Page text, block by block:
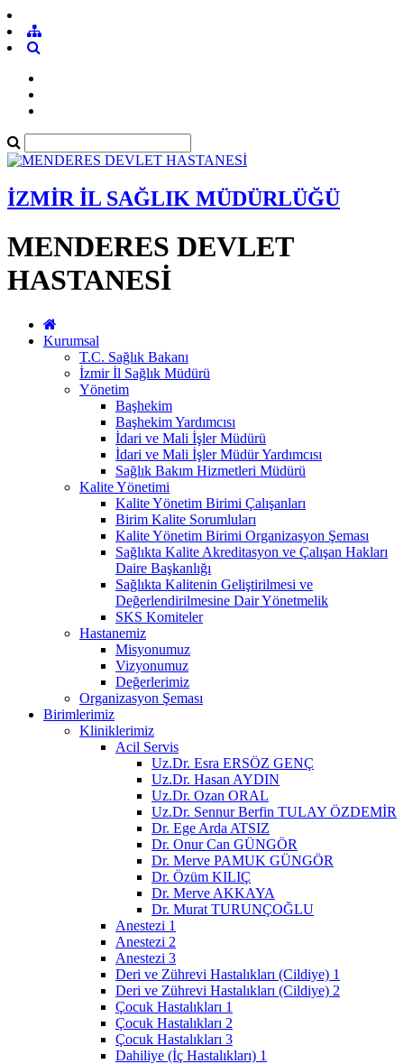
İZMİR İL SAĞLIK MÜDÜRLÜĞÜ
MENDERES DEVLET
HASTANESİ
Kurumsal
T.C. Sağlık Bakanı
İzmir İl Sağlık Müdürü
Yönetim
Başhekim
Başhekim Yardımcısı
İdari ve Mali İşler Müdürü
İdari ve Mali İşler Müdür Yardımcısı
Sağlık Bakım Hizmetleri Müdürü
Kalite Yönetimi
Kalite Yönetim Birimi Çalışanları
Birim Kalite Sorumluları
Kalite Yönetim Birimi Organizasyon Şeması
Sağlıkta Kalite Akreditasyon ve Çalışan Hakları
Daire Başkanlığı
Sağlıkta Kalitenin Geliştirilmesi ve
Değerlendirilmesine Dair Yönetmelik
SKS Komiteler
Hastanemiz
Misyonumuz
Vizyonumuz
Değerlerimiz
Organizasyon Şeması
Birimlerimiz
Kliniklerimiz
Acil Servis
Uz.Dr. Esra ERSÖZ GENÇ
Uz.Dr. Hasan AYDIN
Uz.Dr. Ozan ORAL
Uz.Dr. Sennur Berfin TULAY ÖZDEMİR
Dr. Ege Arda ATSIZ
Dr. Onur Can GÜNGÖR
Dr. Merve PAMUK GÜNGÖR
Dr. Özüm KILIÇ
Dr. Merve AKKAYA
Dr. Murat TURUNÇOĞLU
Anestezi 1
Anestezi 2
Anestezi 3
Deri ve Zührevi Hastalıkları (Cildiye) 1
Deri ve Zührevi Hastalıkları (Cildiye) 2
Çocuk Hastalıkları 1
Çocuk Hastalıkları 2
Çocuk Hastalıkları 3
Dahiliye (İç Hastalıkları) 1